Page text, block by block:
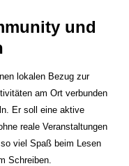
und
lokalen Bezug zur
am Ort verbunden
Er soll eine aktive
reale Veranstaltungen
viel Spaß beim Lesen
Schreiben.